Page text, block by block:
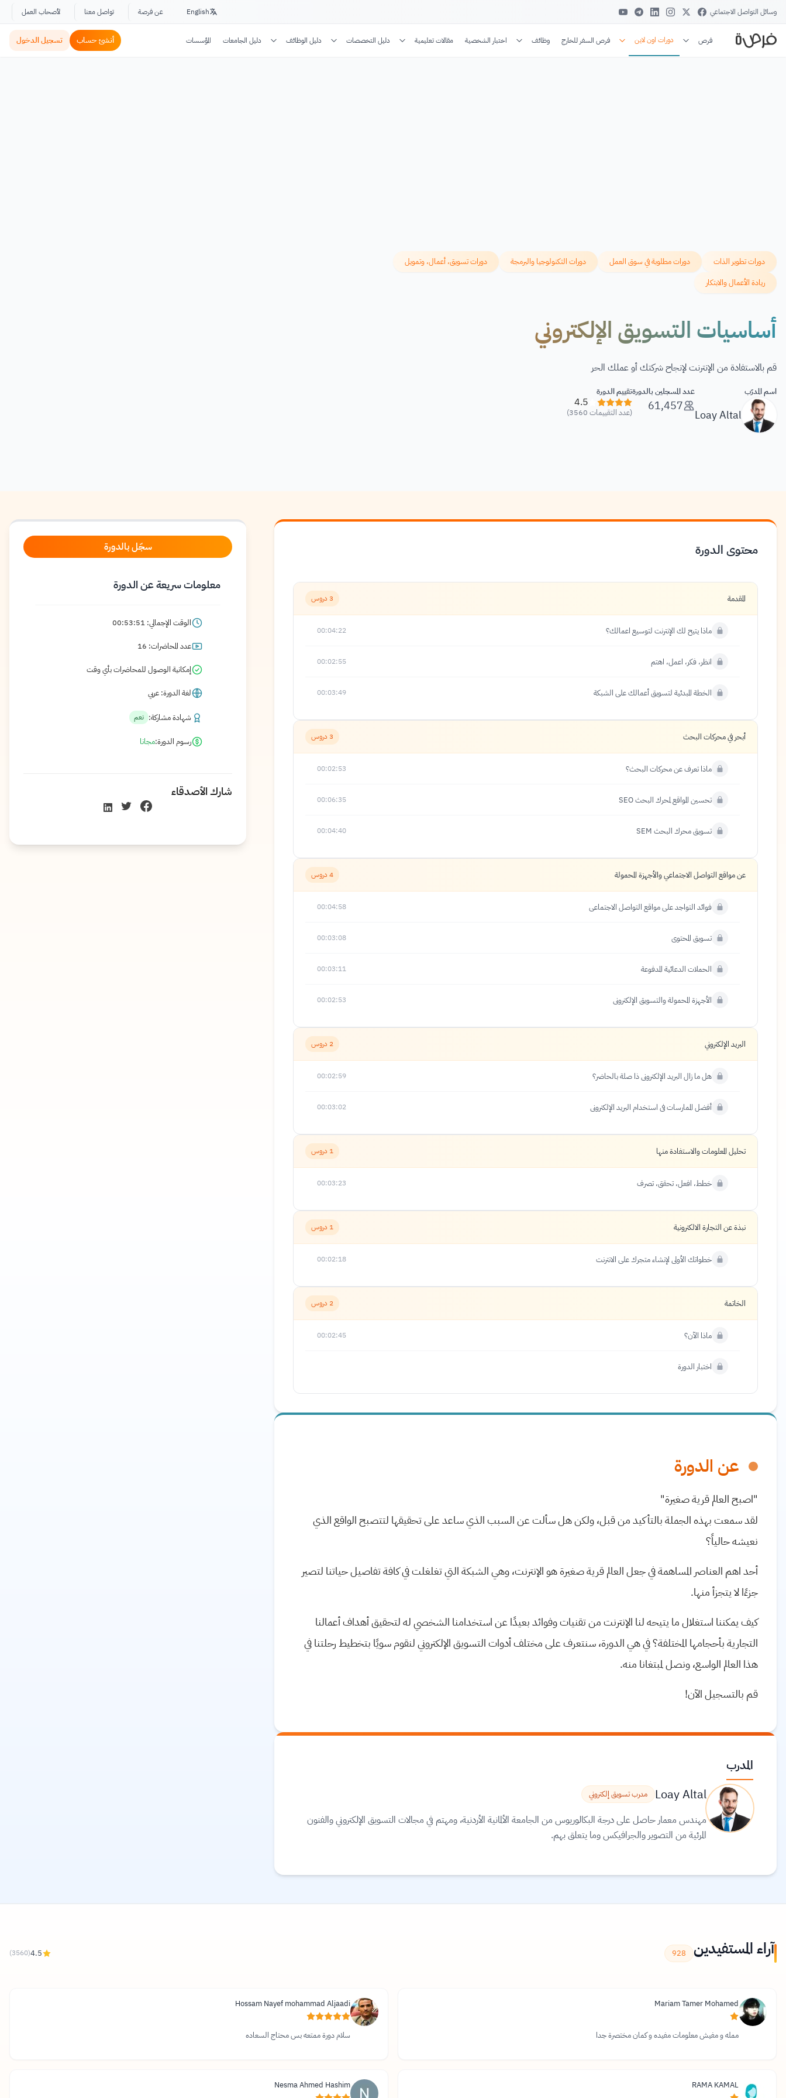
وسائل التواصل الاجتماعي English عن فرصة تواصل معنا لأصحاب العمل
فرص دورات اون لاين فرص السفر للخارج وظائف اختبار الشخصية مقالات تعليمية دليل التخصصات دليل الوظائف دليل الجامعات المؤسسات أنشئ حساب تسجيل الدخول
دورات تطوير الذات دورات مطلوبة في سوق العمل دورات التكنولوجيا والبرمجة
دورات تسويق، أعمال، وتمويل
ريادة الأعمال والابتكار
أساسيات التسويق الإلكتروني
قم بالاستفادة من الإنترنت لإنجاح شركتك أو عملك الحر
اسم المدرّب
Loay Altal
عدد المسجلين بالدورة
61,457
تقييم الدورة
4.5
(عدد التقييمات 3560)
محتوى الدورة
المقدمة 3 دروس
ماذا يتيح لك الإنترنت لتوسيع اعمالك؟ 00:04:22
انظر، فكر، اعمل، اهتم 00:02:55
الخطة المبدئية لتسويق أعمالك على الشبكة 00:03:49
أبحر في محركات البحث 3 دروس
ماذا تعرف عن محركات البحث؟ 00:02:53
تحسين المواقع لمحرك البحث SEO 00:06:35
تسويق محرك البحث SEM 00:04:40
عن مواقع التواصل الاجتماعي والأجهزة المحمولة 4 دروس
فوائد التواجد على مواقع التواصل الاجتماعي 00:04:58
تسويق المحتوى 00:03:08
الحملات الدعائية المدفوعة 00:03:11
الأجهزة المحمولة والتسويق الإلكتروني 00:02:53
البريد الإلكتروني 2 دروس
هل ما زال البريد الإلكتروني ذا صلة بالحاضر؟ 00:02:59
أفضل الممارسات في استخدام البريد الإلكتروني 00:03:02
تحليل المعلومات والاستفادة منها 1 دروس
خطط، افعل، تحقق، تصرف 00:03:23
نبذة عن التجارة الالكترونية 1 دروس
خطواتك الأولى لإنشاء متجرك على الانترنت 00:02:18
الخاتمة 2 دروس
ماذا الآن؟ 00:02:45
اختبار الدورة
عن الدورة
"اصبح العالم قرية صغيرة"
لقد سمعت بهذه الجملة بالتأكيد من قبل، ولكن هل سألت عن السبب الذي ساعد على تحقيقها لتتصبح الواقع الذي
نعيشه حالياً؟
أحد اهم العناصر المساهمة في جعل العالم قرية صغيرة هو الإنترنت، وهي الشبكة التي تغلغلت في كافة تفاصيل حياتنا لتصير
جزءًا لا يتجزأ منها.
كيف يمكننا استغلال ما يتيحه لنا الإنترنت من تقنيات وفوائد بعيدًا عن استخدامنا الشخصي له لتحقيق أهداف أعمالنا
التجارية بأحجامها المختلفة؟ في هي الدورة، سنتعرف على مختلف أدوات التسويق الإلكتروني لنقوم سويًا بتخطيط رحلتنا في
هذا العالم الواسع، ونصل لمبتغانا منه.
قم بالتسجيل الآن!
المدرب
Loay Altal
مدرب تسويق إلكتروني
مهندس معمار حاصل على درجة البكالوريوس من الجامعة الألمانية الأردنية، ومهتم في مجالات التسويق الإلكتروني والفنون
المرئية من التصوير والجرافيكس وما يتعلق بهم.
سجّل بالدورة
معلومات سريعة عن الدورة
الوقت الإجمالي: 00:53:51
عدد المحاضرات: 16
إمكانية الوصول للمحاضرات بأي وقت
لغة الدورة: عربي
شهادة مشاركة: نعم
رسوم الدورة:مجانا
شارك الأصدقاء
آراء المستفيدين 928
4.5
(
3560
)
MariamTamer Mohamed
ممله و مفيش معلومات مفيده و كمان مختصرة جدا
Hossam Nayef mohammad Aljaadi
سلام دورة ممتعه بس محتاج السعاده
RAMA KAMAL
NesmaAhmed Hashim